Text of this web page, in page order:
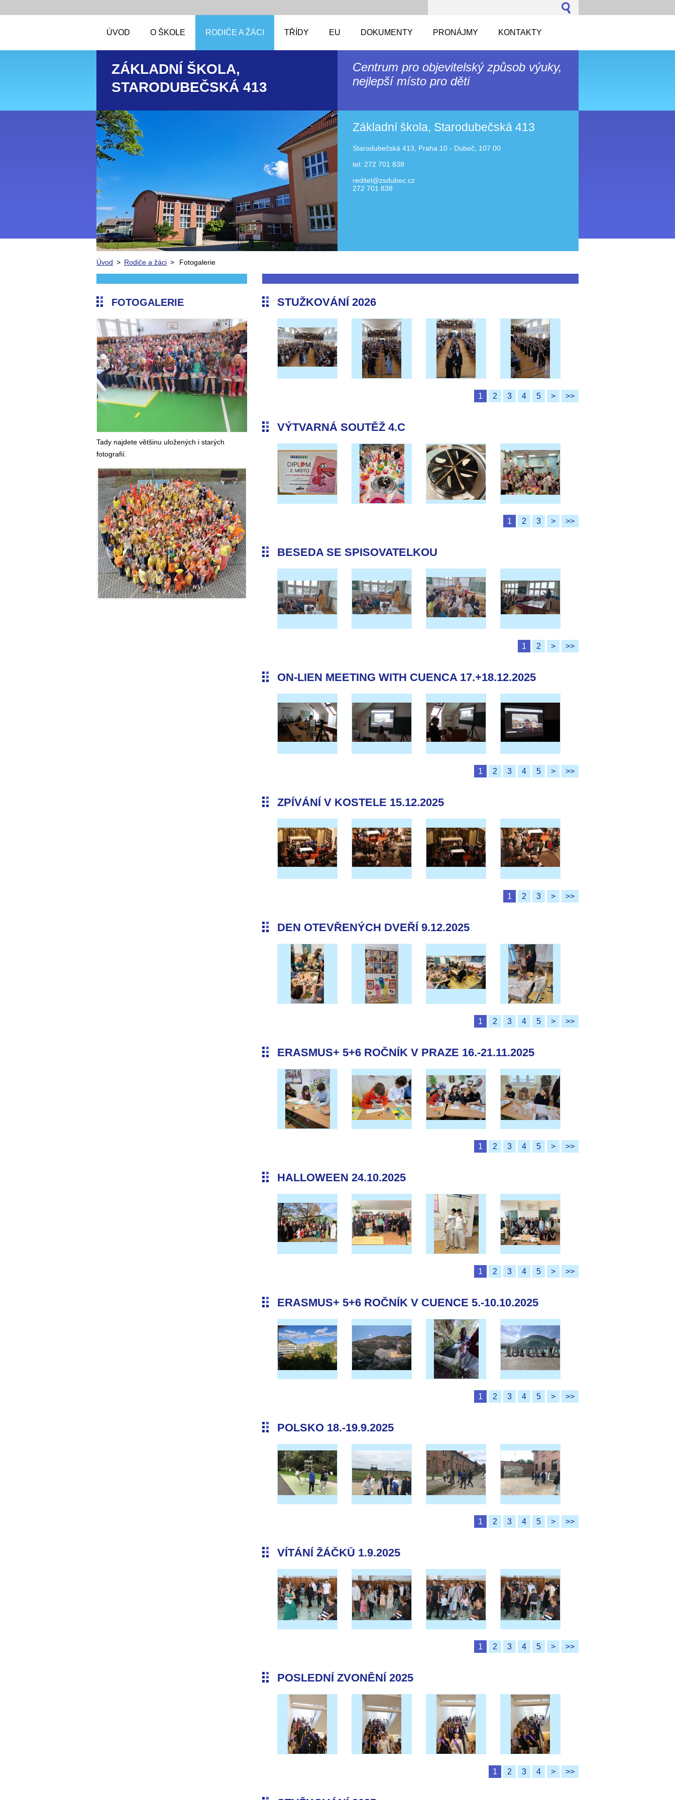
ÚVOD O ŠKOLE RODIČE A ŽÁCI TŘÍDY EU DOKUMENTY PRONÁJMY KONTAKTY
ZÁKLADNÍ ŠKOLA,
STARODUBEČSKÁ 413
Centrum pro objevitelský způsob výuky,
nejlepší místo pro děti
Základní škola, Starodubečská 413
Starodubečská 413, Praha 10 - Dubeč, 107 00
tel: 272 701 838
reditel@zsdubec.cz
272 701 838
Úvod > Rodiče a žáci > Fotogalerie
FOTOGALERIE
Tady najdete většinu uložených i starých
fotografií.
STUŽKOVÁNÍ 2026
1 2 3 4 5 > >>
VÝTVARNÁ SOUTĚŽ 4.C
1 2 3 > >>
BESEDA SE SPISOVATELKOU
1 2 > >>
ON-LIEN MEETING WITH CUENCA 17.+18.12.2025
1 2 3 4 5 > >>
ZPÍVÁNÍ V KOSTELE 15.12.2025
1 2 3 > >>
DEN OTEVŘENÝCH DVEŘÍ 9.12.2025
1 2 3 4 5 > >>
ERASMUS+ 5+6 ROČNÍK V PRAZE 16.-21.11.2025
1 2 3 4 5 > >>
HALLOWEEN 24.10.2025
1 2 3 4 5 > >>
ERASMUS+ 5+6 ROČNÍK V CUENCE 5.-10.10.2025
1 2 3 4 5 > >>
POLSKO 18.-19.9.2025
1 2 3 4 5 > >>
VÍTÁNÍ ŽÁČKŮ 1.9.2025
1 2 3 4 5 > >>
POSLEDNÍ ZVONĚNÍ 2025
1 2 3 4 > >>